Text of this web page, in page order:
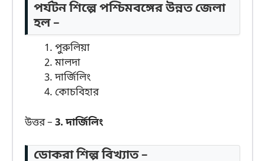
পর্যটন শিল্পে পশ্চিমবঙ্গের উন্নত জেলা
হল –
পুরুলিয়া
মালদা
দার্জিলিং
কোচবিহার
উত্তর – 3. দার্জিলিং
ডোকরা শিল্প বিখ্যাত –